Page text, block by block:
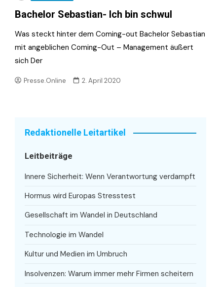
Bachelor Sebastian- Ich bin schwul
Was steckt hinter dem Coming-out Bachelor Sebastian
mit angeblichen Coming-Out – Management äußert
sich Der
Presse.Online 2. April 2020
Redaktionelle Leitartikel
Leitbeiträge
Innere Sicherheit: Wenn Verantwortung verdampft
Hormus wird Europas Stresstest
Gesellschaft im Wandel in Deutschland
Technologie im Wandel
Kultur und Medien im Umbruch
Insolvenzen: Warum immer mehr Firmen scheitern